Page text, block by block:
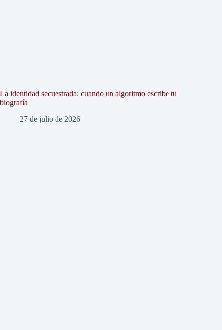
La identidad secuestrada: cuando un algoritmo escribe tu
biografía
27 de julio de 2026